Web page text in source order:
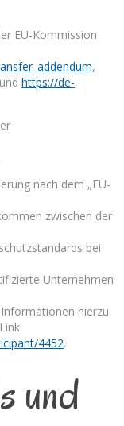
EU-Kommission
,
und https://de-
nach dem „EU-
zwischen der
bei
Unternehmen
hierzu
4452.
und